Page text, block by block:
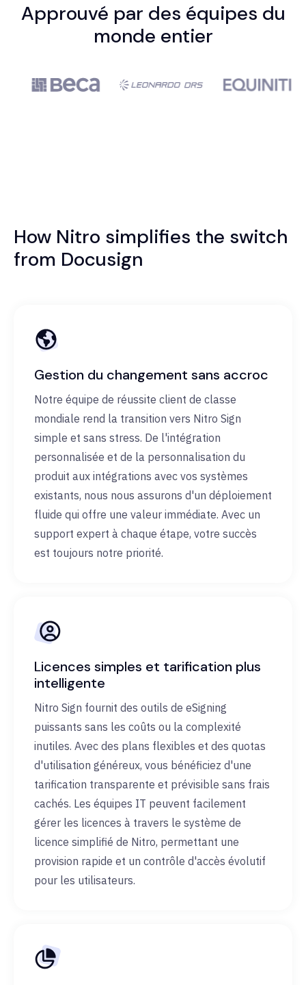
Approuvé par des équipes du
monde entier
How Nitro simplifies the switch
from Docusign
Gestion du changement sans accroc
Notre équipe de réussite client de classe
mondiale rend la transition vers Nitro Sign
simple et sans stress. De l'intégration
personnalisée et de la personnalisation du
produit aux intégrations avec vos systèmes
existants, nous nous assurons d'un déploiement
fluide qui offre une valeur immédiate. Avec un
support expert à chaque étape, votre succès
est toujours notre priorité.
Licences simples et tarification plus
intelligente
Nitro Sign fournit des outils de eSigning
puissants sans les coûts ou la complexité
inutiles. Avec des plans flexibles et des quotas
d'utilisation généreux, vous bénéficiez d'une
tarification transparente et prévisible sans frais
cachés. Les équipes IT peuvent facilement
gérer les licences à travers le système de
licence simplifié de Nitro, permettant une
provision rapide et un contrôle d'accès évolutif
pour les utilisateurs.